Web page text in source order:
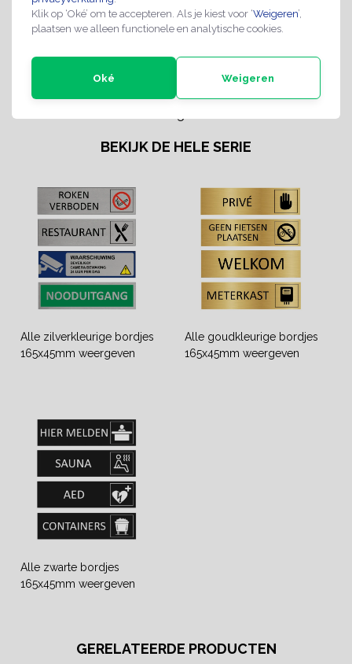
Klik op ‘Oké’ om te accepteren. Als je kiest voor ‘Weigeren’,
plaatsen we alleen functionele en analytische cookies.
Oké Weigeren
Uitvoering bord:
Los bord met 3M-Tape
Retourbeleid:
Een standaard product met
14 dagen recht van retour, je
gefrankeerd te retourneren.
Die kosten worden niet
BEKIJK DE HELE SERIE
Alle zilverkleurige bordjes
165x45mm weergeven
Alle goudkleurige bordjes
165x45mm weergeven
Alle zwarte bordjes
165x45mm weergeven
GERELATEERDE PRODUCTEN